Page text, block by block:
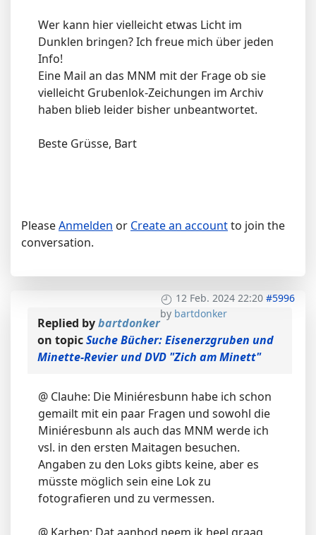
Wer kann hier vielleicht etwas Licht im
Dunklen bringen? Ich freue mich über jeden
Info!
Eine Mail an das MNM mit der Frage ob sie
vielleicht Grubenlok-Zeichungen im Archiv
haben blieb leider bisher unbeantwortet.
Beste Grüsse, Bart
PleaseAnmelden or Create an accountto join the
conversation.
12 Feb. 2024 22:20 #5996
by bartdonker
Replied bybartdonker
on topicSuche Bücher: Eisenerzgruben und
Minette-Revier und DVD "Zich am Minett"
@ Clauhe: Die Miniéresbunn habe ich schon
gemailt mit ein paar Fragen und sowohl die
Miniéresbunn als auch das MNM werde ich
vsl. in den ersten Maitagen besuchen.
Angaben zu den Loks gibts keine, aber es
müsste möglich sein eine Lok zu
fotografieren und zu vermessen.